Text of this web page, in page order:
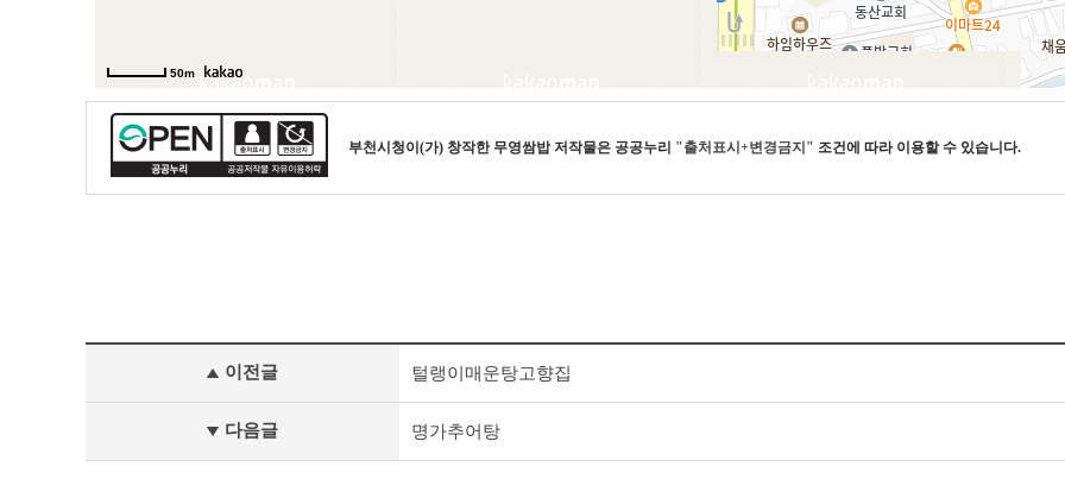
부천시청이(가) 창작한 무영쌈밥저작물은 공공누리 "출처표시+변경금지" 조건에 따라 이용할 수 있습니다.
업
전
이전글 털랭이매운탕고향집
다음글 명가추어탕